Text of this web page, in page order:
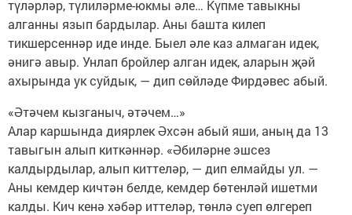
түләрләр, түлиләрме-юкмы әле… Күпме тавыкны
алганны язып бардылар. Аны башта килеп
тикшерсеннәр иде инде. Быел әле каз алмаган идек,
әнигә авыр. Унлап бройлер алган идек, аларын җәй
ахырында ук суйдык, — дип сөйләде Фирдәвес абый.
«Әтәчем кызганыч, әтәчем…»
Алар каршында диярлек Әхсән абый яши, аның да 13
тавыгын алып киткәннәр. «Әбиләрне эшсез
калдырдылар, алып киттеләр, — дип елмайды ул. —
Аны кемдер кичтән белде, кемдер бөтенләй ишетми
калды. Кич кенә хәбәр иттеләр, төнлә суеп өлгереп